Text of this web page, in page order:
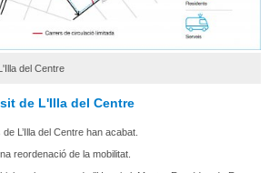
del Centre
de L'Illa del Centre
L’Illa del Centre han acabat.
reordenació de la mobilitat.